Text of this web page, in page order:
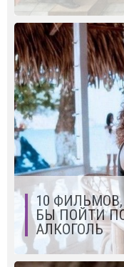
10
БЫ ПОЙТИ
АЛКОГОЛЬ